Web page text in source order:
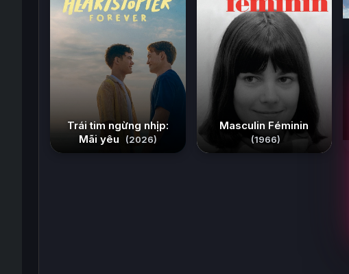
Trái tim ngừng nhịp:
Mãi yêu
(2026)
Masculin Féminin
(1966)